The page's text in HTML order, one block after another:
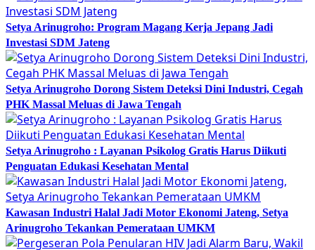
Setya Arinugroho: Program Magang Kerja Jepang Jadi
Investasi SDM Jateng
Setya Arinugroho Dorong Sistem Deteksi Dini Industri, Cegah
PHK Massal Meluas di Jawa Tengah
Setya Arinugroho : Layanan Psikolog Gratis Harus Diikuti
Penguatan Edukasi Kesehatan Mental
Kawasan Industri Halal Jadi Motor Ekonomi Jateng, Setya
Arinugroho Tekankan Pemerataan UMKM